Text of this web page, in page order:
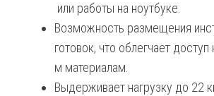
или работы на ноутбуке.
Возможность размещения
готовок, что облегчает
м материалам.
Выдерживает нагрузку до 22